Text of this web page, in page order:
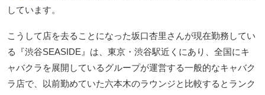
しています。
こうして店を去ることになった坂口杏里さんが現在勤務してい
る『渋谷SEASIDE』は、東京・渋谷駅近くにあり、全国にキ
ャバクラを展開しているグループが運営する一般的なキャバク
ラ店で、以前勤めていた六本木のラウンジと比較するとランク